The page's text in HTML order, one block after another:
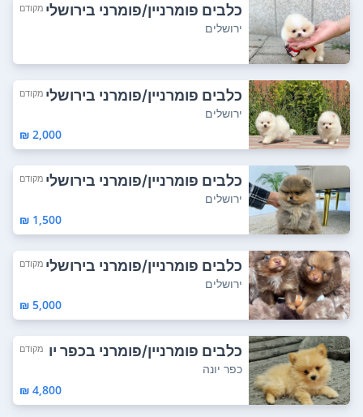
כלבים פומרניין/פומרני בירושלי
ם
מקודם
ירושלים
כלבים פומרניין/פומרני בירושלי
ם
מקודם
ירושלים
2,000 ₪
כלבים פומרניין/פומרני בירושלי
ם
מקודם
ירושלים
1,500 ₪
כלבים פומרניין/פומרני בירושלי
ם
מקודם
ירושלים
5,000 ₪
כלבים פומרניין/פומרני בכפר יו
נה
מקודם
כפר יונה
4,800 ₪